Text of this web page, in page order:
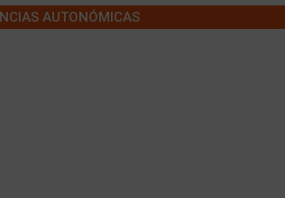
AUTONÓMICAS